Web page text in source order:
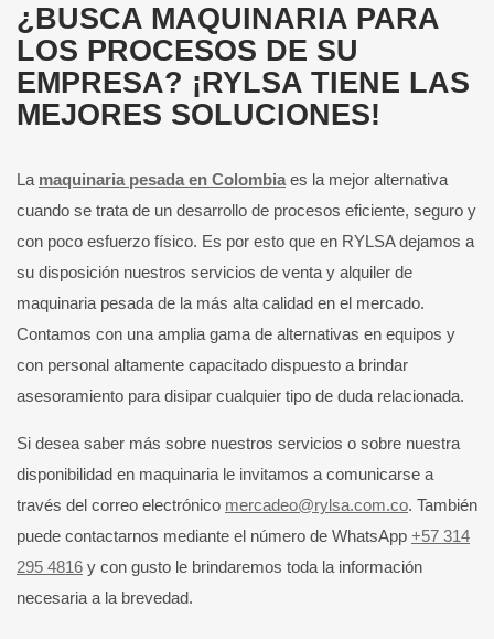
¿BUSCA MAQUINARIA PARA
LOS PROCESOS DE SU
EMPRESA? ¡RYLSA TIENE LAS
MEJORES SOLUCIONES!
La maquinaria pesada en Colombia es la mejor alternativa
cuando se trata de un desarrollo de procesos eficiente, seguro y
con poco esfuerzo físico. Es por esto que en RYLSA dejamos a
su disposición nuestros servicios de venta y alquiler de
maquinaria pesada de la más alta calidad en el mercado.
Contamos con una amplia gama de alternativas en equipos y
con personal altamente capacitado dispuesto a brindar
asesoramiento para disipar cualquier tipo de duda relacionada.
Si desea saber más sobre nuestros servicios o sobre nuestra
disponibilidad en maquinaria le invitamos a comunicarse a
través del correo electrónico mercadeo@rylsa.com.co. También
puede contactarnos mediante el número de WhatsApp +57 314
295 4816 y con gusto le brindaremos toda la información
necesaria a la brevedad.